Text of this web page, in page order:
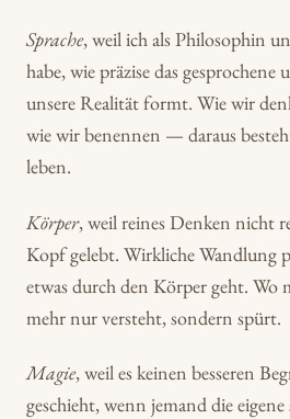
Sprache, weil ich als Philosophin
habe, wie präzise das gesprochene
unsere Realität formt. Wie wir
wie wir benennen — daraus
leben.
Körper, weil reines Denken nicht
Kopf gelebt. Wirkliche Wandlung
etwas durch den Körper geht. Wo
mehr nur versteht, sondern spürt.
Magie, weil es keinen besseren
geschieht, wenn jemand die